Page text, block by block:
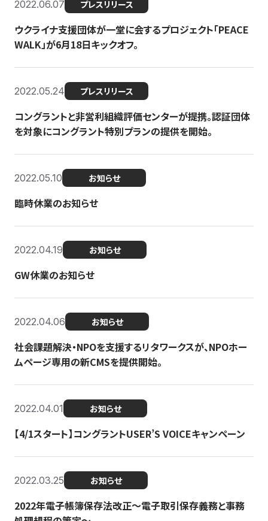
2022.06.07 プレスリリース
ウクライナ支援団体が一堂に会するプロジェクト「PEACE
WALK」が6月18日キックオフ。
2022.05.24 プレスリリース
コングラントと非営利組織評価センターが提携。認証団体
を対象にコングラント特別プランの提供を開始。
2022.05.10 お知らせ
臨時休業のお知らせ
2022.04.19 お知らせ
GW休業のお知らせ
2022.04.06 お知らせ
社会課題解決・NPOを支援するリタワークスが、NPOホー
ムページ専用の新CMSを提供開始。
2022.04.01 お知らせ
【4/1スタート】コングラントUSER’S VOICEキャンペーン
2022.03.25 お知らせ
2022年電子帳簿保存法改正～電子取引保存義務と事務